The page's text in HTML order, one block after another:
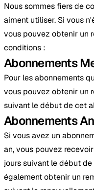
Nous sommes fiers de
aiment utiliser. Si vous
vous pouvez obtenir un
conditions :
Abonnements
Pour les abonnements
vous pouvez obtenir un
suivant le début de cet
Abonnements
Si vous avez un
an, vous pouvez
jours suivant le début
également obtenir un